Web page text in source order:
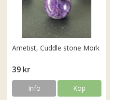
Ametist, Cuddle stone Mörk
39 kr
Info Köp